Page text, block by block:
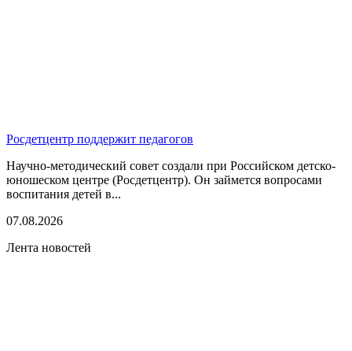
Росдетцентр поддержит педагогов
Научно-методический совет создали при Российском детско-
юношеском центре (Росдетцентр). Он займется вопросами
воспитания детей в...
07.08.2026
Лента новостей